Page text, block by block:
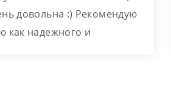
довольна :) Рекомендую
как надежного и